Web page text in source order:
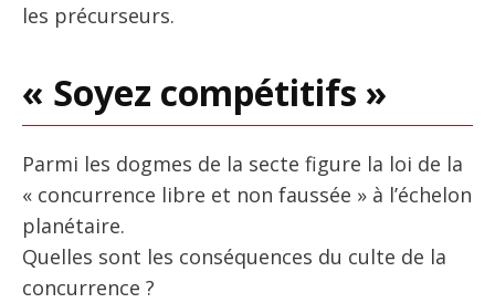
les précurseurs.
« Soyez compétitifs »
Parmi les dogmes de la secte figure la loi de la
« concurrence libre et non faussée » à l’échelon
planétaire.
Quelles sont les conséquences du culte de la
concurrence ?